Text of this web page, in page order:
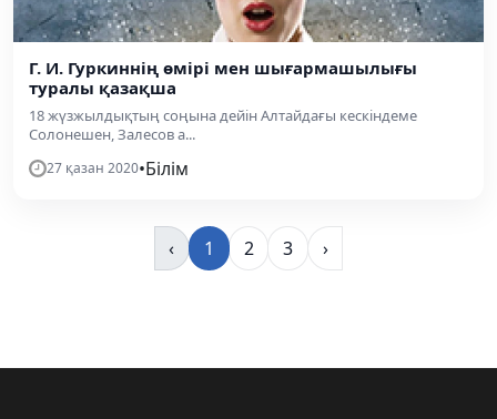
Г. И. Гуркиннің өмірі мен шығармашылығы
туралы қазақша
18 жүзжылдықтың соңына дейін Алтайдағы кескіндеме
Солонешен, Залесов а...
27 қазан 2020•Білім
‹ 1 2 3 ›